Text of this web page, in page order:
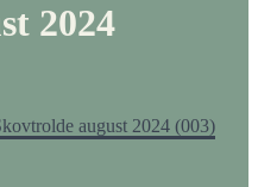
2024
august 2024 (003)